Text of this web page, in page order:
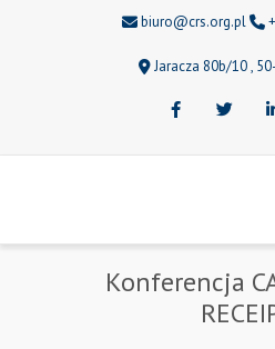
biuro@crs.org.pl
Jaracza 80b/10 ,
FacebookTwitter
Konferencja